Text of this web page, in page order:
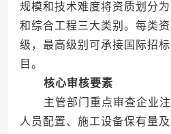
规模和技术难度将资质划分
和综合工程三大类别。每类
级，最高级别可承接国际招
目。
核心审核要素
主管部门重点审查企业注
人员配置、施工设备保有量